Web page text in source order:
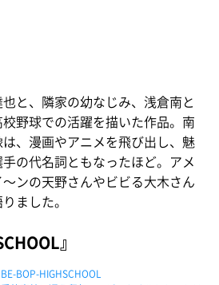
と、隣家の幼なじみ、浅倉南と
野球での活躍を描いた作品。南
、漫画やアニメを飛び出し、魅
の代名詞ともなったほど。アメ
ンの天野さんやビビる大木さん
ました。
』
BE-BOP-HIGHSCHOOL